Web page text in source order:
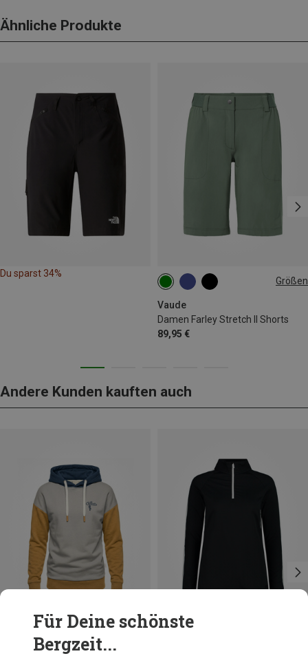
Ähnliche Produkte
Du sparst 34%
Größen
Vaude
Damen Farley Stretch II Shorts
89,95 €
XXS XS
L
XL
Andere Kunden kauften auch
Für Deine schönste
Bergzeit...